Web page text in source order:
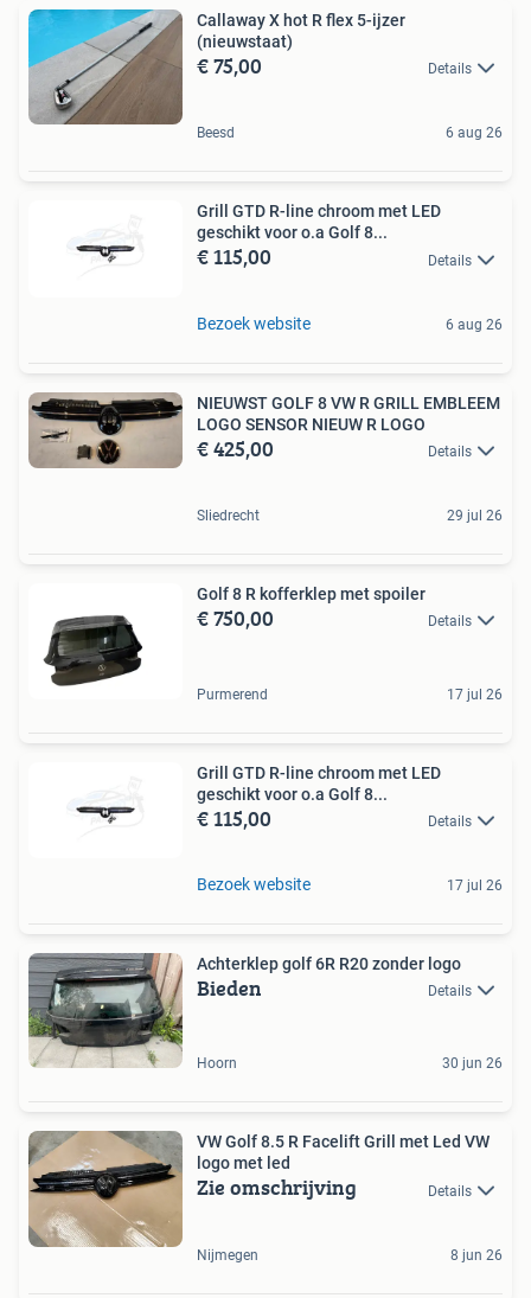
Callaway X hot R flex 5-ijzer
(nieuwstaat)
€ 75,00 Details
Beesd 6 aug 26
Grill GTD R-line chroom met LED
geschikt voor o.a Golf 8...
€ 115,00 Details
Bezoek website 6 aug 26
NIEUWST GOLF 8 VW R GRILL EMBLEEM
LOGO SENSOR NIEUW R LOGO
€ 425,00 Details
Sliedrecht 29 jul 26
Golf 8 R kofferklep met spoiler
€ 750,00 Details
Purmerend 17 jul 26
Grill GTD R-line chroom met LED
geschikt voor o.a Golf 8...
€ 115,00 Details
Bezoek website 17 jul 26
Achterklep golf 6R R20 zonder logo
Bieden Details
Hoorn 30 jun 26
VW Golf 8.5 R Facelift Grill met Led VW
logo met led
Zie omschrijving Details
Nijmegen 8 jun 26